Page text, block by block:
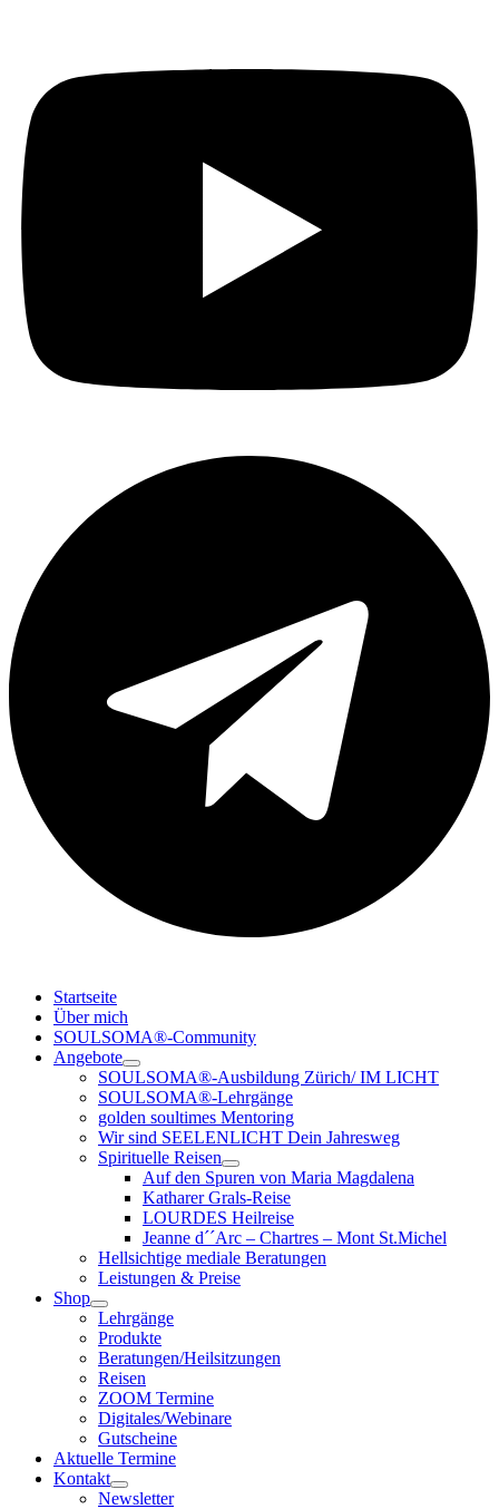
Startseite
Über mich
SOULSOMA®-Community
Angebote
SOULSOMA®-Ausbildung Zürich/ IM LICHT
SOULSOMA®-Lehrgänge
golden soultimes Mentoring
Wir sind SEELENLICHT Dein Jahresweg
Spirituelle Reisen
Auf den Spuren von Maria Magdalena
Katharer Grals-Reise
LOURDES Heilreise
Jeanne d´´Arc – Chartres – Mont St.Michel
Hellsichtige mediale Beratungen
Leistungen & Preise
Shop
Lehrgänge
Produkte
Beratungen/Heilsitzungen
Reisen
ZOOM Termine
Digitales/Webinare
Gutscheine
Aktuelle Termine
Kontakt
Newsletter